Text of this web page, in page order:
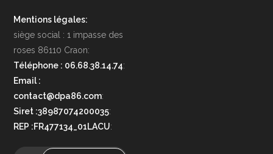
Mentions légales:
siège social : 1 impasse des
roses 86110 Craon:
Téléphone : 06.68.38.14.74:
Email :
contact@dpa86.com:
Siret :38987074200035:
REP :FR477134_01LACU: